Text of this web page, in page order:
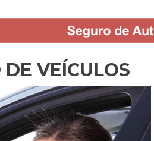
VEÍCULOS